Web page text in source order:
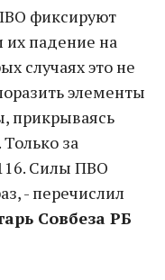
фиксируют
падение на
случаях это не
элементы
прикрываясь
за
Силы ПВО
- перечислил
Совбеза РБ